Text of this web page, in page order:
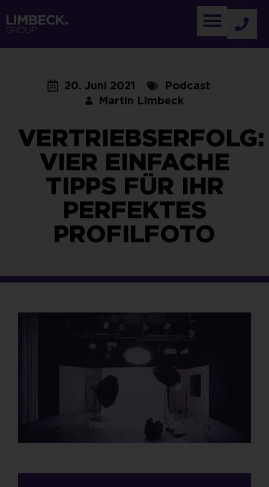
20. Juni 2021
Podcast
Martin Limbeck
VERTRIEBSERFOLG:
VIER EINFACHE
TIPPS FÜR IHR
PERFEKTES
PROFILFOTO